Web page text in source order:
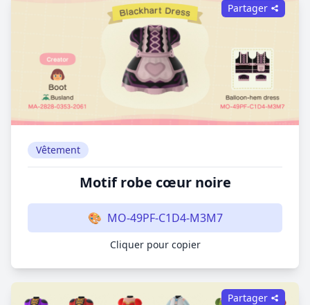
Vêtement
Motif robe cœur noire
🎨 MO-49PF-C1D4-M3M7
Cliquer pour copier
Partager
Partager